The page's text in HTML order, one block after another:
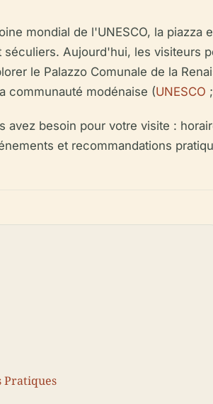
mondial de l'UNESCO, la
Aujourd'hui, les visiteurs
le Palazzo Comunale de la
communauté modénaise (UNESCO ;
avez besoin pour votre visite :
et recommandations
Pratiques